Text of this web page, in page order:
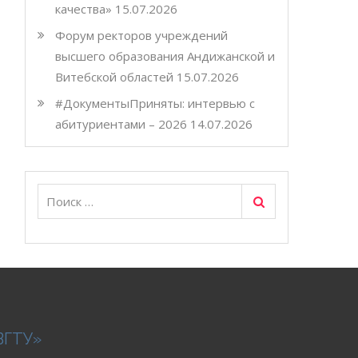
качества» 15.07.2026
Форум ректоров учреждений
высшего образования Андижанской и
Витебской областей 15.07.2026
#ДокументыПриняты: интервью с
абитуриентами – 2026 14.07.2026